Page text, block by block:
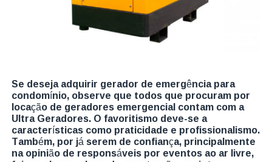
Se deseja adquirir gerador de emergência para
condomínio, observe que todos que procuram por
locação de geradores emergencial contam com a
Ultra Geradores. O favoritismo deve-se a
características como praticidade e profissionalismo.
Também, por já serem de confiança, principalmente
na opinião de responsáveis por eventos ao ar livre,